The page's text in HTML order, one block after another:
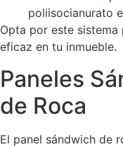
poliisocianurato
Opta por este
eficaz en tu inmueble.
Paneles
de Roca
El panel sándwich de